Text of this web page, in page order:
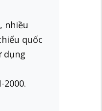
nhiều
quốc
dụng